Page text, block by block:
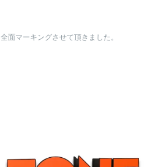
全面マーキングさせて頂きました。